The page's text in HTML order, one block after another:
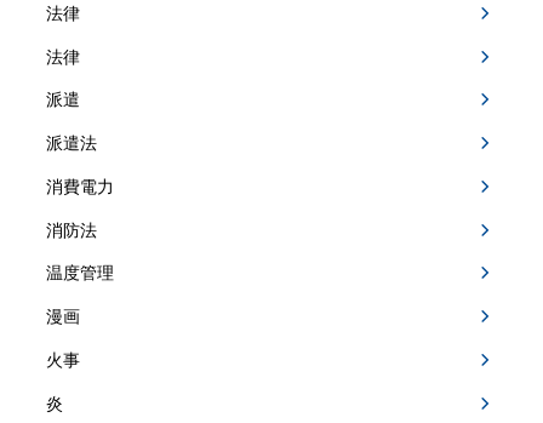
法律
法律
派遣
派遣法
消費電力
消防法
温度管理
漫画
火事
炎